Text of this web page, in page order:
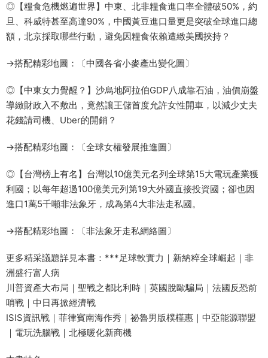
◎【糧食危機燃遍世界】中東、北非糧食進口率全體破50%，約
旦、科威特甚至高達90%，中國黃豆進口量更是突破全球進口總
額，北京採取哪些行動，避免因糧食依賴遭緻美國挾持？
→搭配精彩地圖：〔中國各省小麥產出變化圖〕
◎【中東女力覺醒？】沙烏地阿拉伯GDP八成靠石油，油價崩盤
導緻財政入不敷出，竟然讓王儲首度允許女性開車，以減少丈夫
花錢請司機、Uber的開銷？
→搭配精彩地圖：〔全球女權發展推進圖〕
◎【台灣榜上有名】台灣以10億美元名列全球第15大電玩產業獲
利國；以每年超過100億美元列第19大外國直接投資國；卻也因
進口1萬5千噸非法象牙，成為第4大非法走私國。
→搭配精彩地圖：〔非法象牙走私網絡圖〕
更多精采議題詳見本書：***足球軟實力｜新納粹全球崛起｜非
洲盛行富人病
川普資產大布局｜聖戰之都比利時｜英國脫歐騙局｜法國反恐前
哨戰｜中日再掀經濟戰
ISIS資訊戰｜菲律賓南海作秀｜祕魯男版樸槿惠｜中亞能源聯盟
｜電玩洗腦戰｜北極暖化新商機